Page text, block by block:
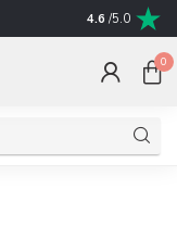
Snelle
4.6 /5.0
0